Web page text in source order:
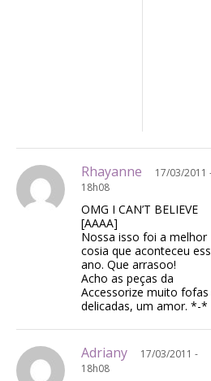
Rhayanne
17/03/2011
18h08
OMG I CAN’T BELIEVE
[AAAA]
Nossa isso foi a melhor
cosia que aconteceu
ano. Que arrasoo!
Acho as peças da
Accessorize muito fofas
delicadas, um amor. *-*
Adriany
17/03/2011 -
18h08